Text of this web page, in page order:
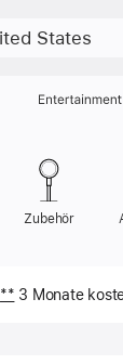
States
Entertainment
Zubehör
** 3 Monate